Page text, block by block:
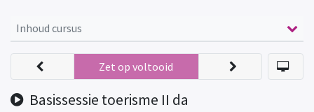
Inhoud cursus
Basissessie toerisme II da
Zet op voltooid